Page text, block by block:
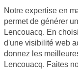
Notre expertise en
permet de générer
Lencouacq. En
d'une visibilité web
donnez les
Lencouacq. Faites